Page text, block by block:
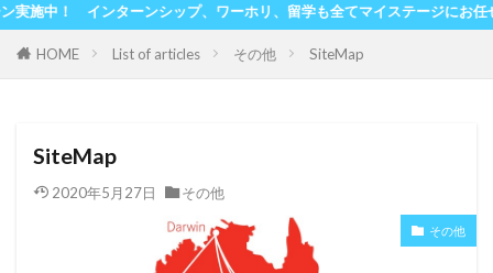
ターンシップ、ワーホリ、留学も全てマイステージにお任せ！
HOME List of articles その他 SiteMap
SiteMap
2020年5月27日 その他
その他